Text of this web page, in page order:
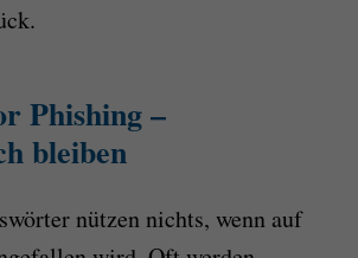
Phishing –
bleiben
nützen nichts, wenn auf